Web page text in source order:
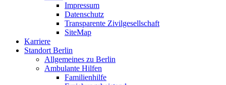
Impressum
Datenschutz
Transparente Zivilgesellschaft
SiteMap
Karriere
Standort Berlin
Allgemeines zu Berlin
Ambulante Hilfen
Familienhilfe